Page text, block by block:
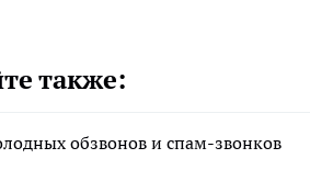
также:
обзвонов и спам-звонков